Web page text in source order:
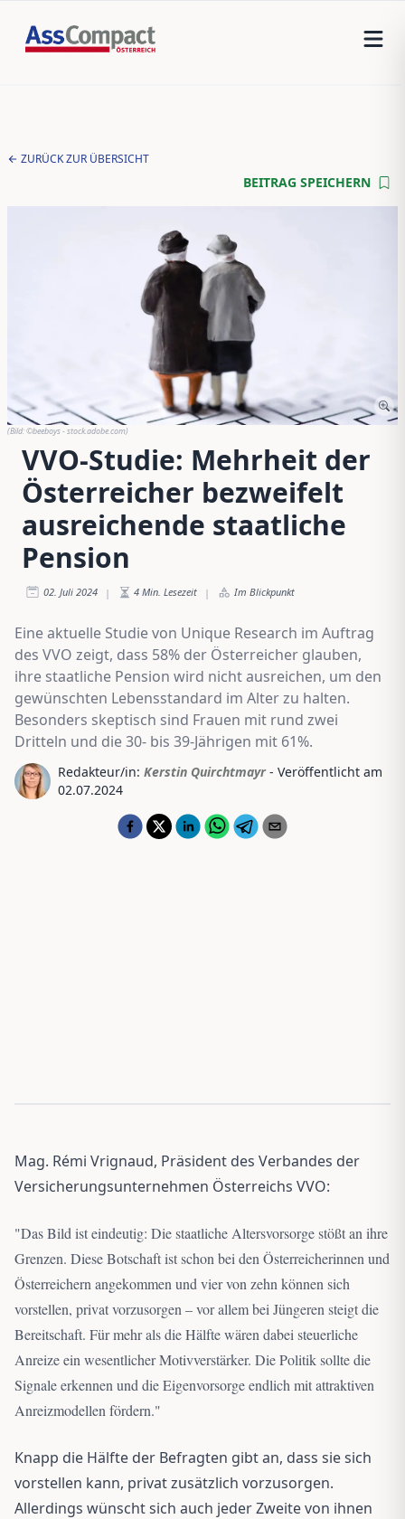
ZURÜCK ZUR ÜBERSICHT
BEITRAG SPEICHERN
(Bild:©beeboys - stock.adobe.com)
VVO-Studie: Mehrheit der
Österreicher bezweifelt
ausreichende staatliche
Pension
02. Juli 2024 | 4 Min. Lesezeit | Im Blickpunkt
Eine aktuelle Studie von Unique Research im Auftrag
des VVO zeigt, dass 58% der Österreicher glauben,
ihre staatliche Pension wird nicht ausreichen, um den
gewünschten Lebensstandard im Alter zu halten.
Besonders skeptisch sind Frauen mit rund zwei
Dritteln und die 30- bis 39-Jährigen mit 61%.
Redakteur/in: Kerstin Quirchtmayr - Veröffentlicht am
02.07.2024
Mag. Rémi Vrignaud, Präsident des Verbandes der
Versicherungsunternehmen Österreichs VVO:
"Das Bild ist eindeutig: Die staatliche Altersvorsorge stößt an ihre
Grenzen. Diese Botschaft ist schon bei den Österreicherinnen und
Österreichern angekommen und vier von zehn können sich
vorstellen, privat vorzusorgen – vor allem bei Jüngeren steigt die
Bereitschaft. Für mehr als die Hälfte wären dabei steuerliche
Anreize ein wesentlicher Motivverstärker. Die Politik sollte die
Signale erkennen und die Eigenvorsorge endlich mit attraktiven
Anreizmodellen fördern."
Knapp die Hälfte der Befragten gibt an, dass sie sich
vorstellen kann, privat zusätzlich vorzusorgen.
Allerdings wünscht sich auch jeder Zweite von ihnen